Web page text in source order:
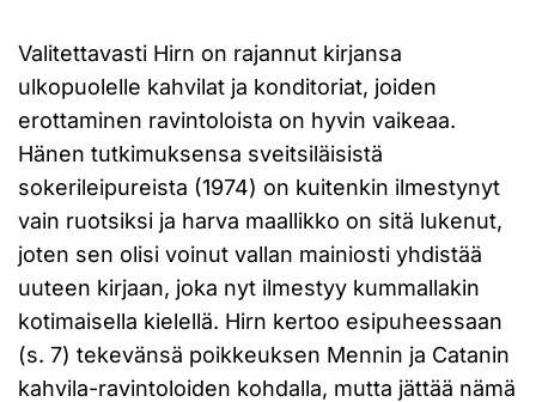
Valitettavasti Hirn on rajannut kirjansa
ulkopuolelle kahvilat ja konditoriat, joiden
erottaminen ravintoloista on hyvin vaikeaa.
Hänen tutkimuksensa sveitsiläisistä
sokerileipureista (1974) on kuitenkin ilmestynyt
vain ruotsiksi ja harva maallikko on sitä lukenut,
joten sen olisi voinut vallan mainiosti yhdistää
uuteen kirjaan, joka nyt ilmestyy kummallakin
kotimaisella kielellä. Hirn kertoo esipuheessaan
(s. 7) tekevänsä poikkeuksen Mennin ja Catanin
kahvila-ravintoloiden kohdalla, mutta jättää nämä